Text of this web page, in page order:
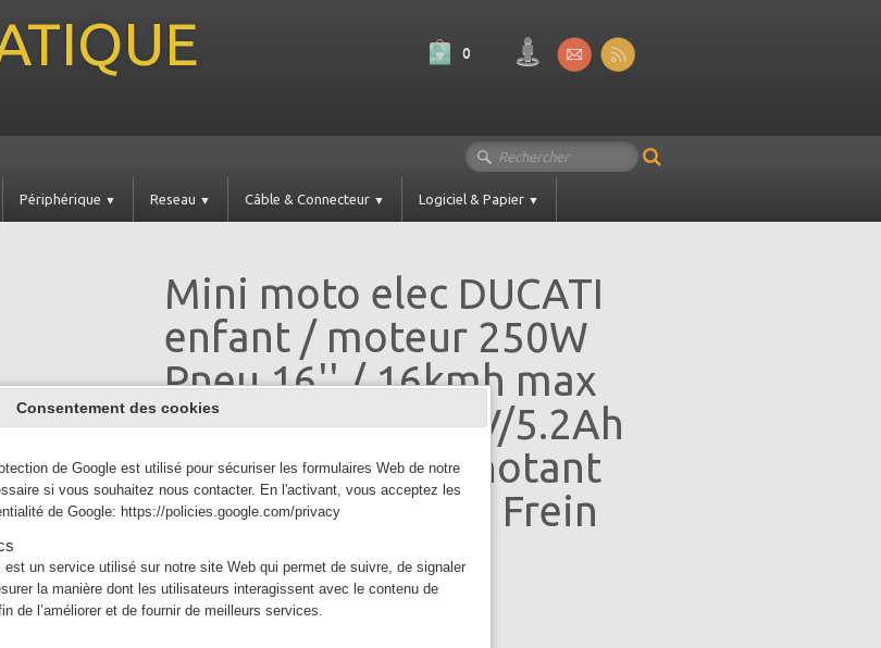
0
Périphérique ▼ Reseau ▼ Câble & Connecteur ▼ Logiciel & Papier ▼
Mini moto elec DUCATI
enfant / moteur 250W
Pneu 16'' / 16kmh max
15.5kg Batt 21.6V/5.2Ah
112W Ecran Clignotant
Charge max 45kg Frein
Tambour
399.00 €
DU-BI-230001
Consentement des cookies
de Google est utilisé pour sécuriser les formulaires Web de notre
si vous souhaitez nous contacter. En l'activant, vous acceptez les
de Google: https://policies.google.com/privacy
est un service utilisé sur notre site Web qui permet de suivre, de signaler
la manière dont les utilisateurs interagissent avec le contenu de
de l’améliorer et de fournir de meilleurs services.